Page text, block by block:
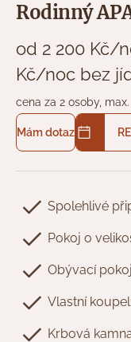
Rodinný
od 2 200 Kč/
Kč/noc bez
cena za 2 osoby,
Mám dotaz
Spolehlivé
Pokoj o
Obývací
Vlastní
Krbová